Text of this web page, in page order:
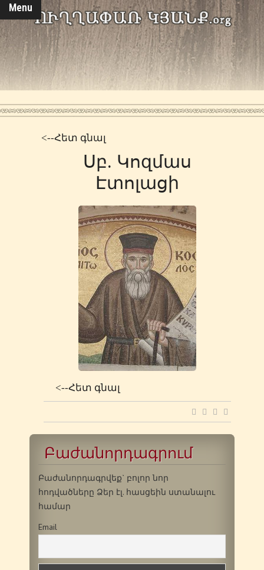
Menu
<--Հետ գնալ
Սբ. Կոզմաս
Էտոլացի
<--Հետ գնալ
Բաժանորդագրում
Բաժանորդագրվեք` բոլոր նոր
հոդվածները Ձեր էլ. հասցեին ստանալու
համար
Email